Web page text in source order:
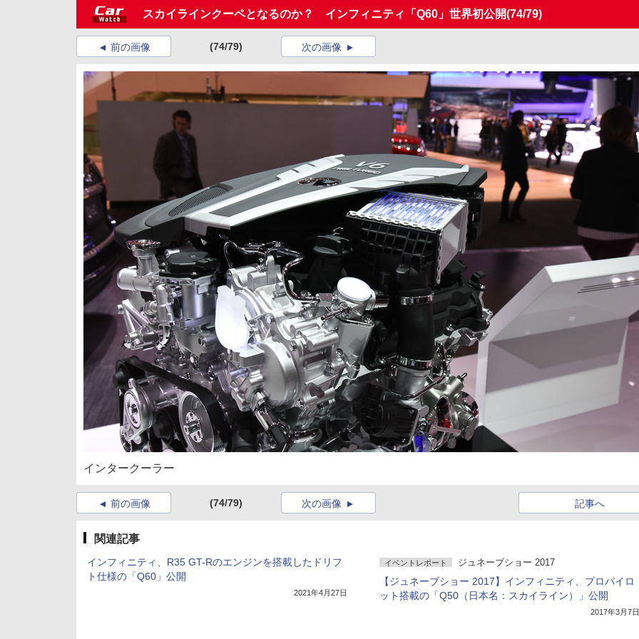
スカイラインクーペとなるのか？ インフィニティ「Q60」世界初公開(74/79)
前の画像 (74/79) 次の画像
インタークーラー
前の画像 (74/79) 記事へ
次の画像
関連記事
インフィニティ、R35 GT-Rのエンジンを搭載したドリフ
ト仕様の「Q60」公開
2021年4月27日
イベントレポート ジュネーブショー 2017
【ジュネーブショー 2017】インフィニティ、プロパイロ
ット搭載の「Q50（日本名：スカイライン）」公開
2017年3月7日